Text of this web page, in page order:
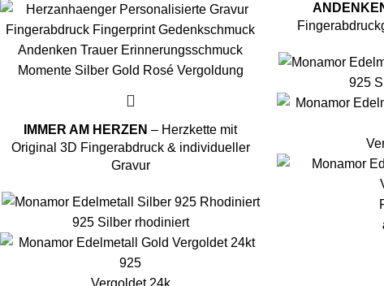
IMMER AM HERZEN – Herzkette mit
Original 3D Fingerabdruck & individueller
Gravur
925 Silber rhodiniert
925